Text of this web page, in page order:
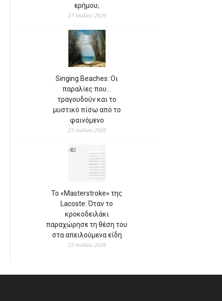
ερήμου;
27 Ιουλίου 2026
Singing Beaches: Οι
παραλίες που…
τραγουδούν και το
μυστικό πίσω από το
φαινόμενο
23 Ιουλίου 2026
Το «Masterstroke» της
Lacoste: Όταν το
κροκοδειλάκι
παραχώρησε τη θέση του
στα απειλούμενα είδη
23 Ιουλίου 2026